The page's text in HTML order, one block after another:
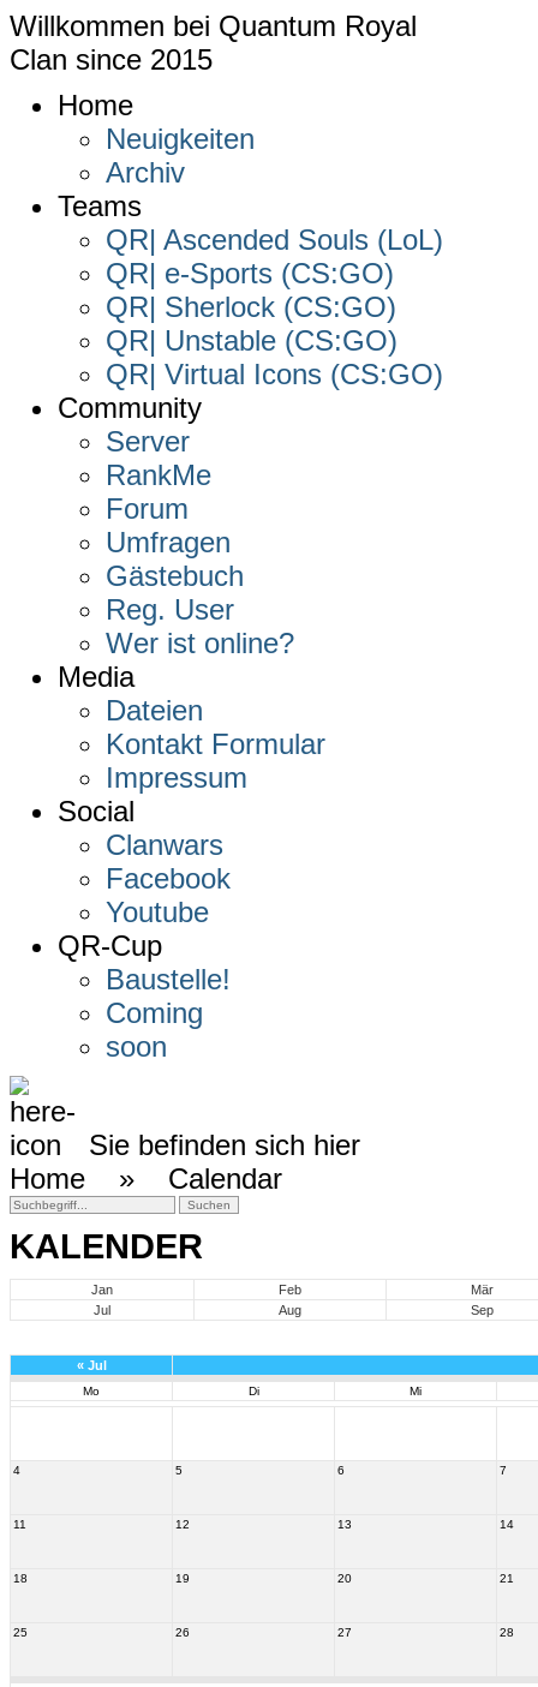
Willkommen bei Quantum Royal
Clan since 2015
Home
Neuigkeiten
Archiv
Teams
QR| Ascended Souls (LoL)
QR| e-Sports (CS:GO)
QR| Sherlock (CS:GO)
QR| Unstable (CS:GO)
QR| Virtual Icons (CS:GO)
Community
Server
RankMe
Forum
Umfragen
Gästebuch
Reg. User
Wer ist online?
Media
Dateien
Kontakt Formular
Impressum
Social
Clanwars
Facebook
Youtube
QR-Cup
Baustelle!
Coming
soon
Sie befinden sich hier
Home » Calendar
KALENDER
Jan Feb
Mär
Jul
Aug Sep
« Jul
Mo Di Mi
4 5 6 7
11 12 13 14
18 19 20 21
25 26 27 28